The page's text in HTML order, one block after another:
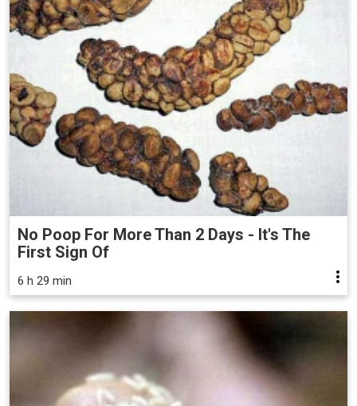
No Poop For More Than 2 Days - It's The
First Sign Of
6 h 29 min